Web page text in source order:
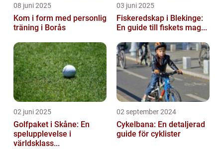
08 juni 2025
Kom i form med personlig
träning i Borås
03 juni 2025
Fiskeredskap i Blekinge:
En guide till fiskets mag...
02 juni 2025
Golfpaket i Skåne: En
spelupplevelse i
världsklass...
02 september 2024
Cykelbana: En detaljerad
guide för cyklister